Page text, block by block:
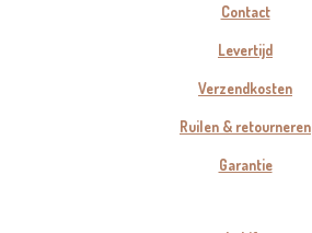
Contact
Levertijd
Verzendkosten
Ruilen & retourneren
Garantie